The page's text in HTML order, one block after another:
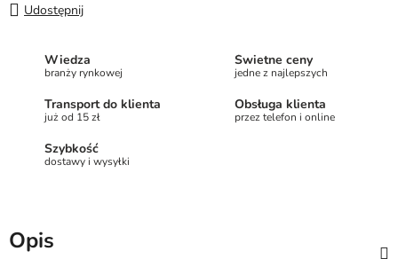
Udostępnij
Wiedza
branży rynkowej
Świetne ceny
jedne z najlepszych
Transport do klienta
już od 15 zł
Obsługa klienta
przez telefon i online
Szybkość
dostawy i wysyłki
Opis